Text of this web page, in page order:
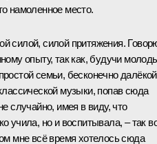
намоленное место.
силой, силой притяжения.
опыту, так как, будучи
семьи, бесконечно далёкой
музыки, попав сюда
случайно, имея в виду, что
учила, но и воспитывала, – так
мне всё время хотелось сюда